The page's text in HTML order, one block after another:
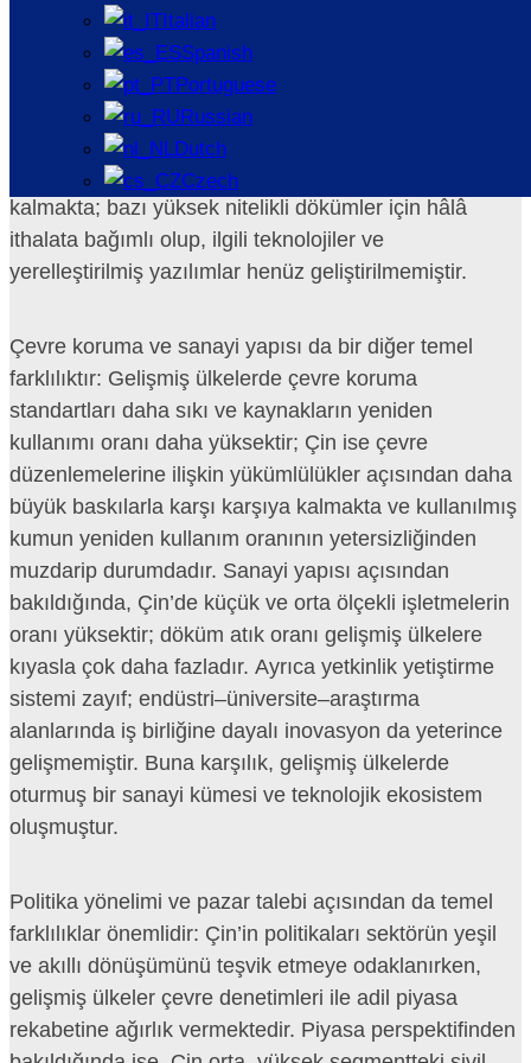
Italian
Spanish
Portuguese
Russian
Dutch
Czech
Gelişmiş ülkelerde döküm demir parçalarının enerji
tüketimi Çin’e kıyasla yalnızca 1/2 ila 1/3
düzeyindedir; ayrıca dökümlerin talaş payları da
Çin’dekine göre çok daha düşüktür. Üst düzey
malzemelerin kullanımı ve dijitalleşme ile akıllı
teknolojilerin yaygınlaştırılması konusunda Çin geride
kalmakta; bazı yüksek nitelikli dökümler için hâlâ
ithalata bağımlı olup, ilgili teknolojiler ve
yerelleştirilmiş yazılımlar henüz geliştirilmemiştir.
Çevre koruma ve sanayi yapısı da bir diğer temel
farklılıktır: Gelişmiş ülkelerde çevre koruma
standartları daha sıkı ve kaynakların yeniden
kullanımı oranı daha yüksektir; Çin ise çevre
düzenlemelerine ilişkin yükümlülükler açısından daha
büyük baskılarla karşı karşıya kalmakta ve kullanılmış
kumun yeniden kullanım oranının yetersizliğinden
muzdarip durumdadır. Sanayi yapısı açısından
bakıldığında, Çin’de küçük ve orta ölçekli işletmelerin
oranı yüksektir; döküm atık oranı gelişmiş ülkelere
kıyasla çok daha fazladır. Ayrıca yetkinlik yetiştirme
sistemi zayıf; endüstri–üniversite–araştırma
alanlarında iş birliğine dayalı inovasyon da yeterince
gelişmemiştir. Buna karşılık, gelişmiş ülkelerde
oturmuş bir sanayi kümesi ve teknolojik ekosistem
oluşmuştur.
Politika yönelimi ve pazar talebi açısından da temel
farklılıklar önemlidir: Çin’in politikaları sektörün yeşil
ve akıllı dönüşümünü teşvik etmeye odaklanırken,
gelişmiş ülkeler çevre denetimleri ile adil piyasa
rekabetine ağırlık vermektedir. Piyasa perspektifinden